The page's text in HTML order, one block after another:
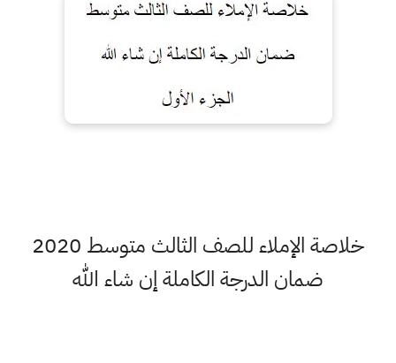
خلاصة الإملاء للصف الثالث متوسط 2020
ضمان الدرجة الكاملة إن شاء الله